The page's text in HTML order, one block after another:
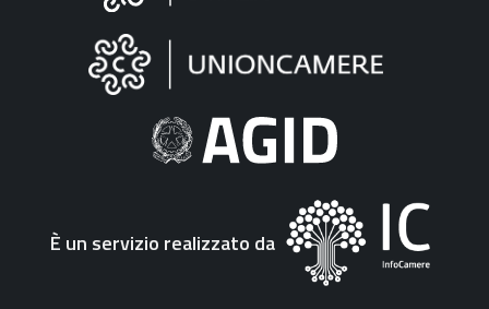
"Fattura
Elettronica"
È un servizio realizzato da